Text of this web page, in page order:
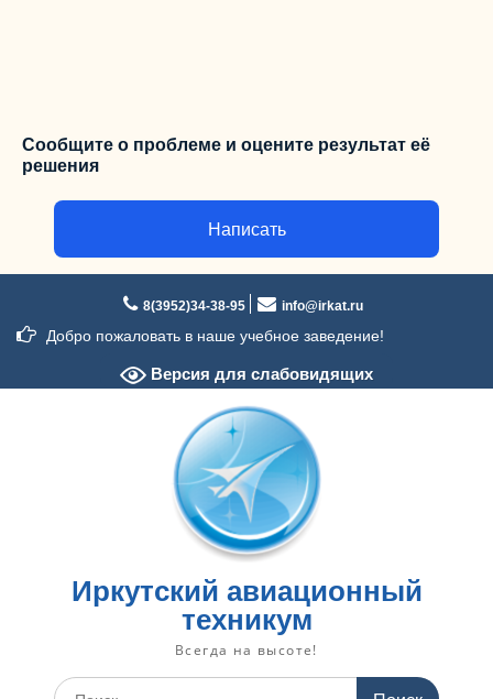
Сообщите о проблеме и оцените результат её
решения
Написать
содержимому
8(3952)34-38-95 info@irkat.ru
Добро пожаловать в наше учебное заведение!
Версия для слабовидящих
Иркутский авиационный
техникум
Всегда на высоте!
Искать: